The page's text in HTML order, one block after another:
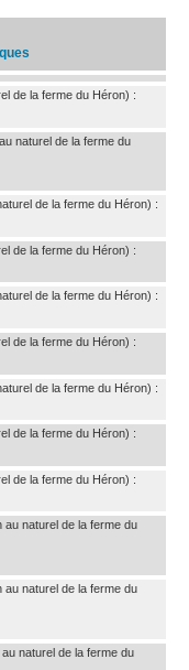
de la ferme du Héron) :
naturel de la ferme du
de la ferme du Héron) :
de la ferme du Héron) :
de la ferme du Héron) :
de la ferme du Héron) :
de la ferme du Héron) :
de la ferme du Héron) :
de la ferme du Héron) :
au naturel de la ferme du
au naturel de la ferme du
naturel de la ferme du